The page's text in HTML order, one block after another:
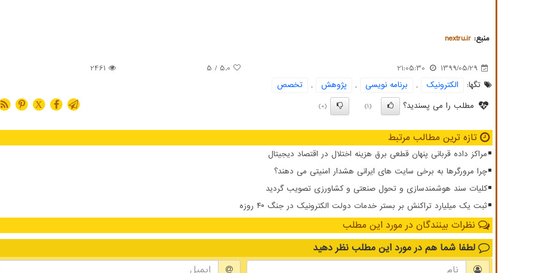
منبع: nextru.ir
1399/05/29
21:05:30
5.0
/ 5
2461
تگها:
الكترونیك , برنامه نویسی , پژوهش ,
تخصص
مطلب را می پسندید؟
(1)
(0)
X
تازه ترین مطالب مرتبط
مراکز داده قربانی پنهان قطعی برق هزینه اختلال در اقتصاد دیجیتال
چرا مرورگرها به برخی سایت های ایرانی هشدار امنیتی می دهند؟
کلیات سند هوشمندسازی و تحول صنعتی و کشاورزی تصویب گردید
ثبت یک میلیارد تراکنش بر بستر خدمات دولت الکترونیک در جنگ ۴۰ روزه
نظرات بینندگان در مورد این مطلب
لطفا شما هم در مورد این مطلب نظر دهید